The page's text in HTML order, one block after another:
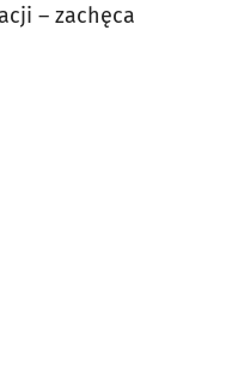
– zachęca